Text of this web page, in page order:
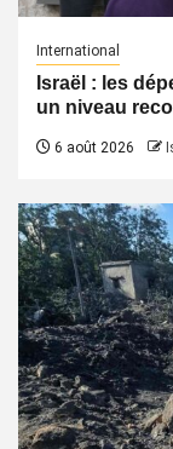
International
Israël : les
un niveau
6 août 2026